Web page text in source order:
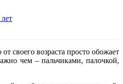
своего возраста просто обожает
чем – пальчиками, палочкой,